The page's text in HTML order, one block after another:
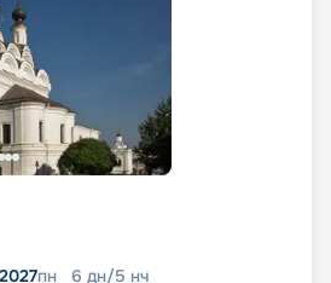
пн 6 дн/5 нч